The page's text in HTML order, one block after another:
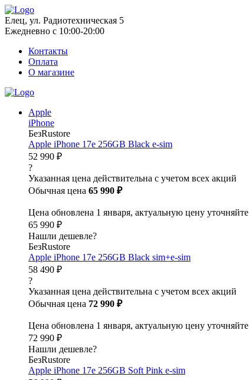
Елец, ул. Радиотехническая 5
Ежедневно с 10:00-20:00
Контакты
Оплата
О магазине
Apple
iPhone
БезRustore
Apple iPhone 17e 256GB Black e-sim
52 990 ₽
?
Указанная цена действительна с учетом всех акций
Обычная цена 65 990 ₽
Цена обновлена 1 января, актуальную цену уточняйте
65 990 ₽
Нашли дешевле?
БезRustore
Apple iPhone 17e 256GB Black sim+e-sim
58 490 ₽
?
Указанная цена действительна с учетом всех акций
Обычная цена 72 990 ₽
Цена обновлена 1 января, актуальную цену уточняйте
72 990 ₽
Нашли дешевле?
БезRustore
Apple iPhone 17e 256GB Soft Pink e-sim